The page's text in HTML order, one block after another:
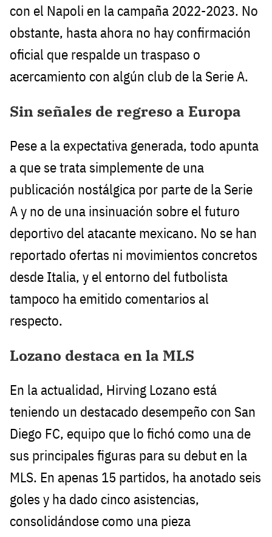
con el Napoli en la campaña 2022-2023. No
obstante, hasta ahora no hay confirmación
oficial que respalde un traspaso o
acercamiento con algún club de la Serie A.
Sin señales de regreso a Europa
Pese a la expectativa generada, todo apunta
a que se trata simplemente de una
publicación nostálgica por parte de la Serie
A y no de una insinuación sobre el futuro
deportivo del atacante mexicano. No se han
reportado ofertas ni movimientos concretos
desde Italia, y el entorno del futbolista
tampoco ha emitido comentarios al
respecto.
Lozano destaca en la MLS
En la actualidad, Hirving Lozano está
teniendo un destacado desempeño con San
Diego FC, equipo que lo fichó como una de
sus principales figuras para su debut en la
MLS. En apenas 15 partidos, ha anotado seis
goles y ha dado cinco asistencias,
consolidándose como una pieza